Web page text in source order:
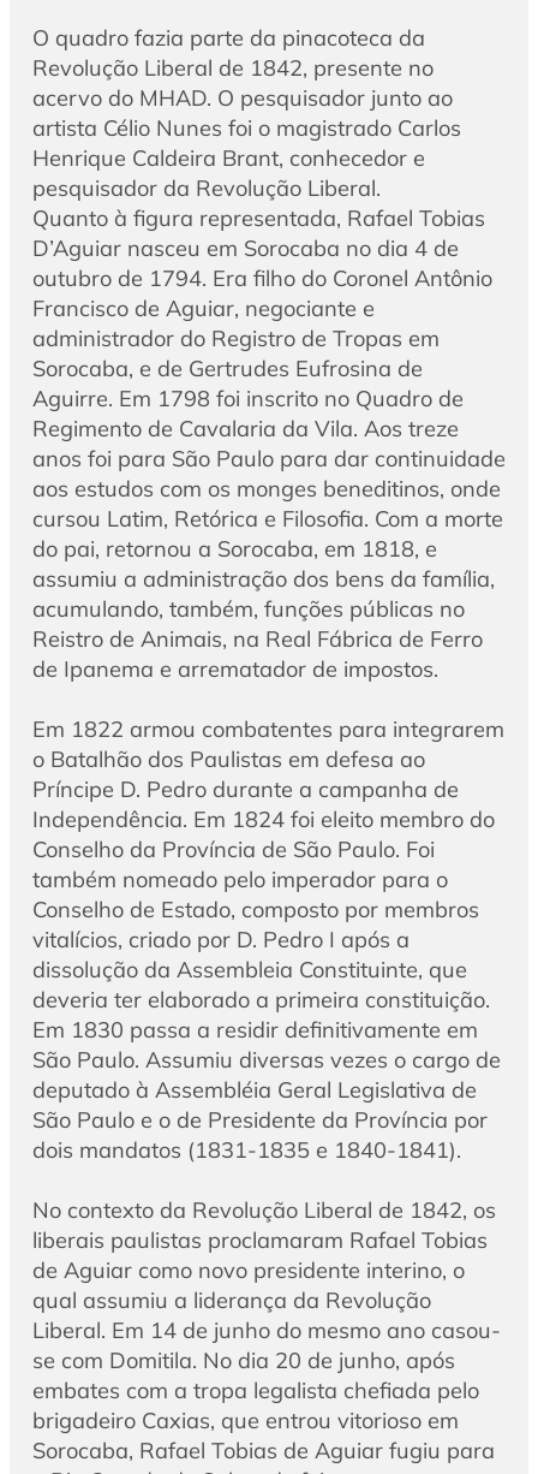
O quadro fazia parte da pinacoteca da
Revolução Liberal de 1842, presente no
acervo do MHAD. O pesquisador junto ao
artista Célio Nunes foi o magistrado Carlos
Henrique Caldeira Brant, conhecedor e
pesquisador da Revolução Liberal.
Quanto à figura representada, Rafael Tobias
D’Aguiar nasceu em Sorocaba no dia 4 de
outubro de 1794. Era filho do Coronel Antônio
Francisco de Aguiar, negociante e
administrador do Registro de Tropas em
Sorocaba, e de Gertrudes Eufrosina de
Aguirre. Em 1798 foi inscrito no Quadro de
Regimento de Cavalaria da Vila. Aos treze
anos foi para São Paulo para dar continuidade
aos estudos com os monges beneditinos, onde
cursou Latim, Retórica e Filosofia. Com a morte
do pai, retornou a Sorocaba, em 1818, e
assumiu a administração dos bens da família,
acumulando, também, funções públicas no
Reistro de Animais, na Real Fábrica de Ferro
de Ipanema e arrematador de impostos.
Em 1822 armou combatentes para integrarem
o Batalhão dos Paulistas em defesa ao
Príncipe D. Pedro durante a campanha de
Independência. Em 1824 foi eleito membro do
Conselho da Província de São Paulo. Foi
também nomeado pelo imperador para o
Conselho de Estado, composto por membros
vitalícios, criado por D. Pedro I após a
dissolução da Assembleia Constituinte, que
deveria ter elaborado a primeira constituição.
Em 1830 passa a residir definitivamente em
São Paulo. Assumiu diversas vezes o cargo de
deputado à Assembléia Geral Legislativa de
São Paulo e o de Presidente da Província por
dois mandatos (1831-1835 e 1840-1841).
No contexto da Revolução Liberal de 1842, os
liberais paulistas proclamaram Rafael Tobias
de Aguiar como novo presidente interino, o
qual assumiu a liderança da Revolução
Liberal. Em 14 de junho do mesmo ano casou-
se com Domitila. No dia 20 de junho, após
embates com a tropa legalista chefiada pelo
brigadeiro Caxias, que entrou vitorioso em
Sorocaba, Rafael Tobias de Aguiar fugiu para